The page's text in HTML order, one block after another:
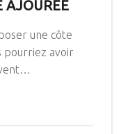
AJOURÉE
une côte
pourriez avoir